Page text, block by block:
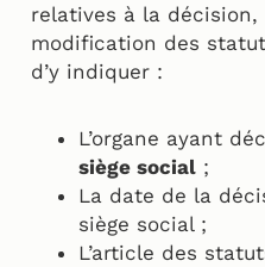
relatives à la décision,
modification des
d’y indiquer :
L’organe ayant
siège social ;
La date de la
siège social ;
L’article des